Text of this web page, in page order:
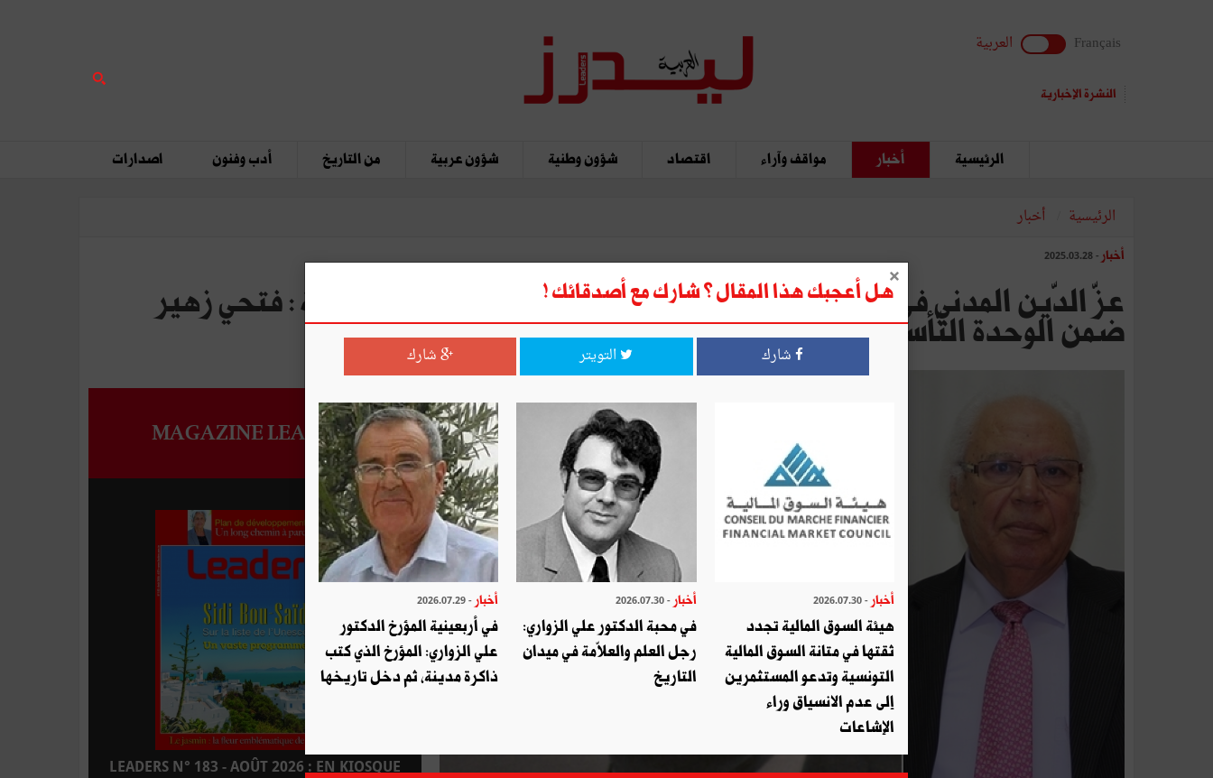
Français العربية
النشرة الإخبارية
الرئيسية أخبار مواقف وآراء اقتصاد شؤون وطنية شؤون عربية من التاريخ أدب وفنون اصدارات
الرئيسية أخبار
أخبار - 2025.03.28
عزّ الدّين المدني في حديث رمضـــــان (5) - مؤسّسو دولة تونس الحديثة : فتحي زهير
ضمن الوحدة التّأسيسيّة العامة
MAGAZINE LEADERS
LEADERS N° 183 - AOÛT 2026 : EN KIOSQUE
هل أعجبك هذا المقال ؟ شارك مع أصدقائك !
شارك التويتر شارك
أخبار - 2026.07.30
هيئة السوق المالية تجدد
ثقتها في متانة السوق المالية
التونسية وتدعو المستثمرين
إلى عدم الانسياق وراء
الإشاعات
أخبار - 2026.07.30
في محبة الدكتور علي الزواري:
رجل العلم والعلاّمة في ميدان
التاريخ
أخبار - 2026.07.29
في أربعينية المؤرخ الدكتور
علي الزواري: المؤرخ الذي كتب
ذاكرة مدينة، ثم دخل تاريخها